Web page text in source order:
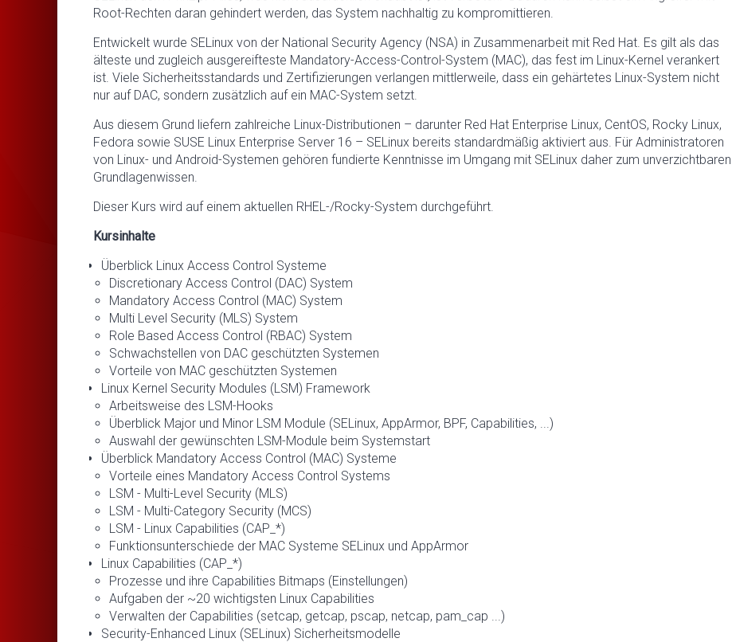
Root-Rechten daran gehindert werden, das System nachhaltig zu kompromittieren.
Entwickelt wurde SELinux von der National Security Agency (NSA) in Zusammenarbeit mit Red Hat. Es gilt als das
älteste und zugleich ausgereifteste Mandatory-Access-Control-System (MAC), das fest im Linux-Kernel verankert
ist. Viele Sicherheitsstandards und Zertifizierungen verlangen mittlerweile, dass ein gehärtetes Linux-System nicht
nur auf DAC, sondern zusätzlich auf ein MAC-System setzt.
Aus diesem Grund liefern zahlreiche Linux-Distributionen – darunter Red Hat Enterprise Linux, CentOS, Rocky Linux,
Fedora sowie SUSE Linux Enterprise Server 16 – SELinux bereits standardmäßig aktiviert aus. Für Administratoren
von Linux- und Android-Systemen gehören fundierte Kenntnisse im Umgang mit SELinux daher zum unverzichtbaren
Grundlagenwissen.
Dieser Kurs wird auf einem aktuellen RHEL-/Rocky-System durchgeführt.
Kursinhalte
Überblick Linux Access Control Systeme
Discretionary Access Control (DAC) System
Mandatory Access Control (MAC) System
Multi Level Security (MLS) System
Role Based Access Control (RBAC) System
Schwachstellen von DAC geschützten Systemen
Vorteile von MAC geschützten Systemen
Linux Kernel Security Modules (LSM) Framework
Arbeitsweise des LSM-Hooks
Überblick Major und Minor LSM Module (SELinux, AppArmor, BPF, Capabilities, ...)
Auswahl der gewünschten LSM-Module beim Systemstart
Überblick Mandatory Access Control (MAC) Systeme
Vorteile eines Mandatory Access Control Systems
LSM - Multi-Level Security (MLS)
LSM - Multi-Category Security (MCS)
LSM - Linux Capabilities (CAP_*)
Funktionsunterschiede der MAC Systeme SELinux und AppArmor
Linux Capabilities (CAP_*)
Prozesse und ihre Capabilities Bitmaps (Einstellungen)
Aufgaben der ~20 wichtigsten Linux Capabilities
Verwalten der Capabilities (setcap, getcap, pscap, netcap, pam_cap ...)
Security-Enhanced Linux (SELinux) Sicherheitsmodelle